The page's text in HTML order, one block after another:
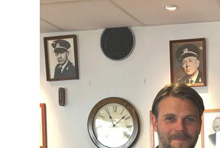
Wireless Communication blir Northcom
Nasjonalmuseet innfører Sepura Indoor Location
Application